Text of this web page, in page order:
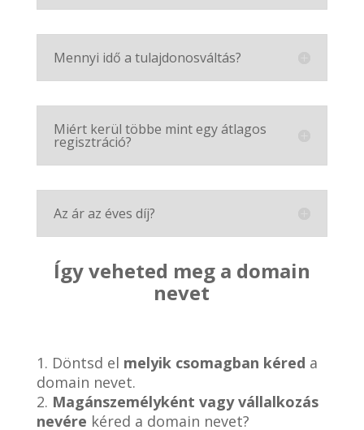
Mennyi idő a tulajdonosváltás?
Miért kerül többe mint egy átlagos
regisztráció?
Az ár az éves díj?
Így veheted meg a domain
nevet
1. Döntsd el melyik csomagban kéred a
domain nevet.
2. Magánszemélyként vagy vállalkozás
nevére kéred a domain nevet?